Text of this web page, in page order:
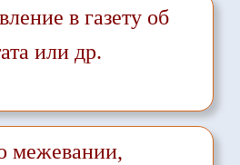
в газету об
или др.
межевании,